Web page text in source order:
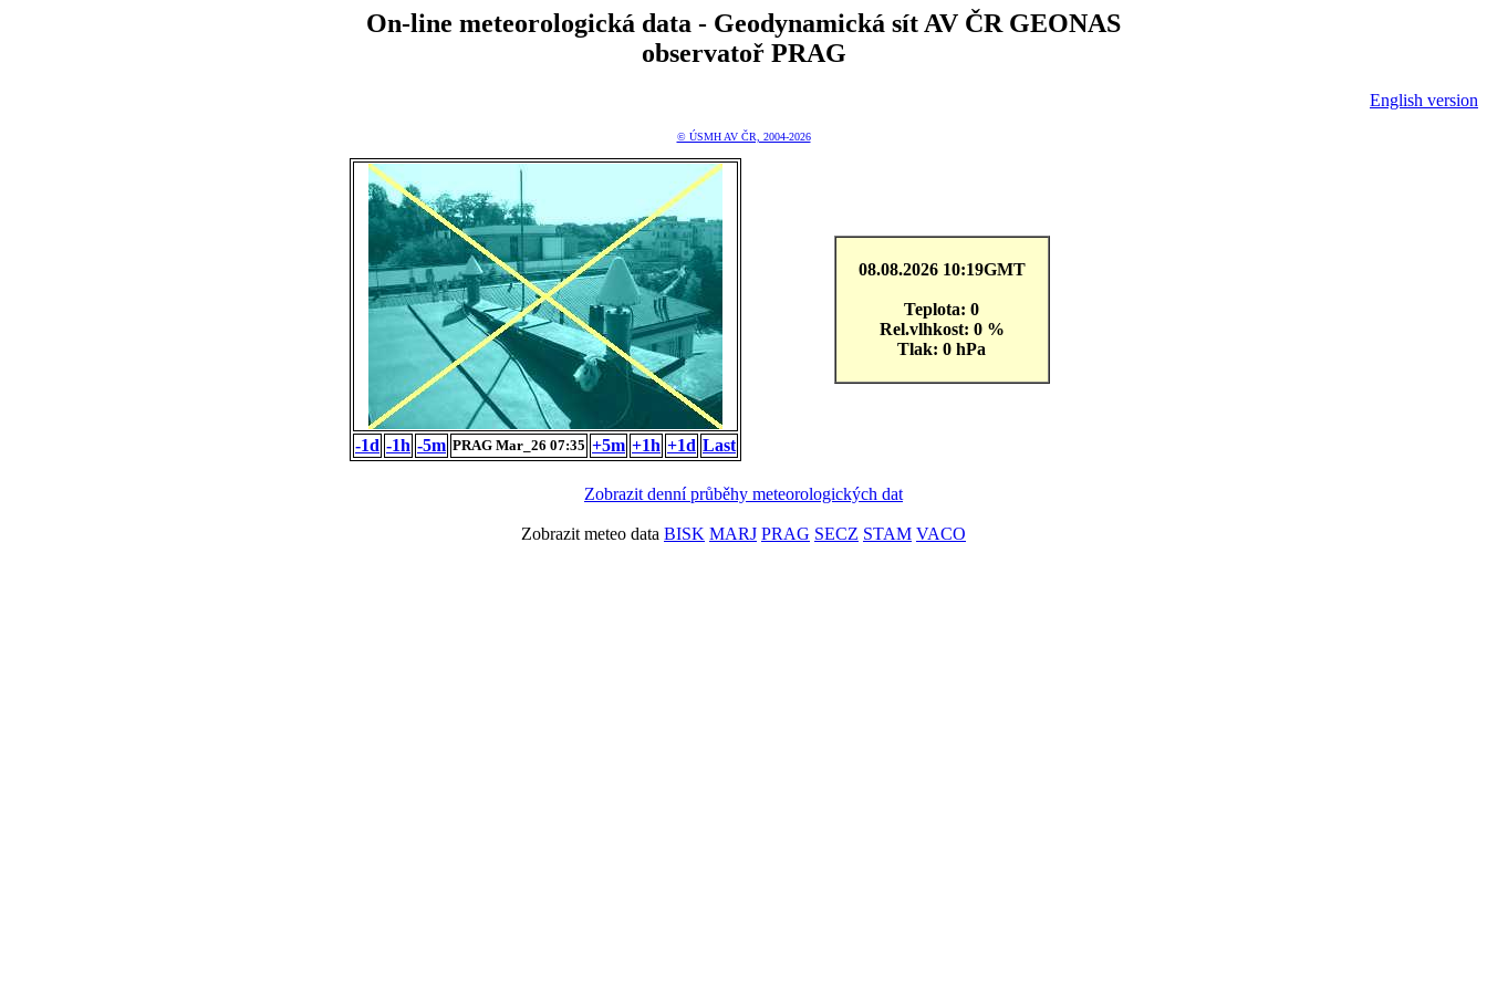
On-line meteorologická data - Geodynamická sít AV ČR GEONAS
observatoř PRAG
English version
© ÚSMH AV ČR, 2004-2026
-1d -1h -5m PRAG Mar_26 07:35 +5m +1h +1d Last
08.08.2026 10:19GMT
Teplota: 0
Rel.vlhkost: 0 %
Tlak: 0 hPa
Zobrazit denní průběhy meteorologických dat
Zobrazit meteo data BISK MARJ PRAG SECZ STAM VACO